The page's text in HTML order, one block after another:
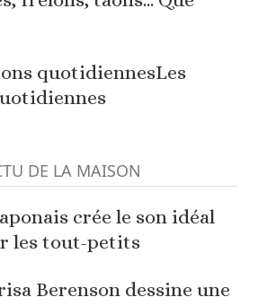
Les
DE LA MAISON
crée le son idéal
les tout-petits
Berenson dessine une